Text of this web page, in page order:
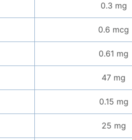
0.3 mg
0.6 mcg
0.61 mg
47 mg
0.15 mg
25 mg